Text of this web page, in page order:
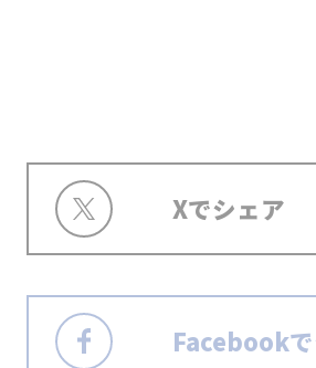
Xでシェア
Facebook